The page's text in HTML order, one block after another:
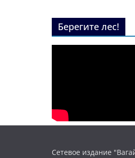
Берегите лес!
Сетевое издание